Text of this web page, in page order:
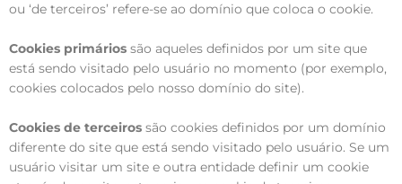
ou ‘de terceiros’ refere-se ao domínio que coloca o cookie.
Cookies primários são aqueles definidos por um site que
está sendo visitado pelo usuário no momento (por exemplo,
cookies colocados pelo nosso domínio do site).
Cookies de terceiros são cookies definidos por um domínio
diferente do site que está sendo visitado pelo usuário. Se um
usuário visitar um site e outra entidade definir um cookie